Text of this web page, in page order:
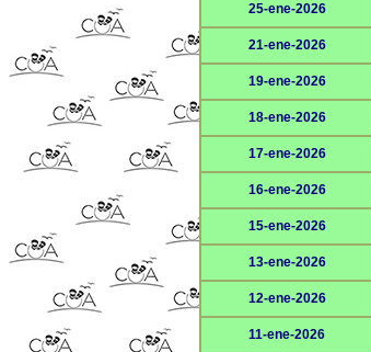
25-ene-2026
21-ene-2026
19-ene-2026
18-ene-2026
17-ene-2026
16-ene-2026
15-ene-2026
13-ene-2026
12-ene-2026
11-ene-2026